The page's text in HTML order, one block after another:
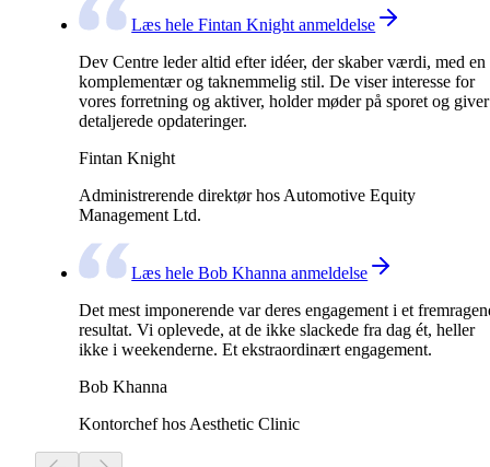
Læs hele Fintan Knight anmeldelse
Dev Centre leder altid efter idéer, der skaber værdi, med en
komplementær og taknemmelig stil. De viser interesse for
vores forretning og aktiver, holder møder på sporet og giver
detaljerede opdateringer.
Fintan Knight
Administrerende direktør hos Automotive Equity
Management Ltd.
Læs hele Bob Khanna anmeldelse
Det mest imponerende var deres engagement i et
resultat. Vi oplevede, at de ikke slackede fra dag ét, heller
ikke i weekenderne. Et ekstraordinært engagement.
Bob Khanna
Kontorchef hos Aesthetic Clinic